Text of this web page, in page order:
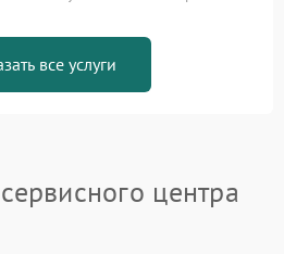
все услуги
центра